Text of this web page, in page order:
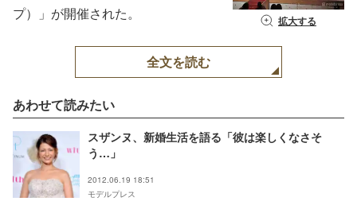
拡大する
プ）」が開催された。
全文を読む
あわせて読みたい
スザンヌ、新婚生活を語る「彼は楽しくなさそ
う…」
2012.06.19 18:51
モデルプレス